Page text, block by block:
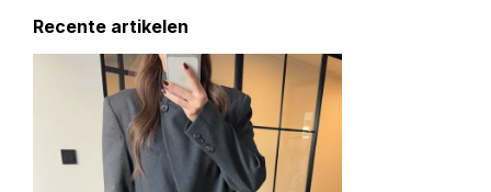
Recente artikelen